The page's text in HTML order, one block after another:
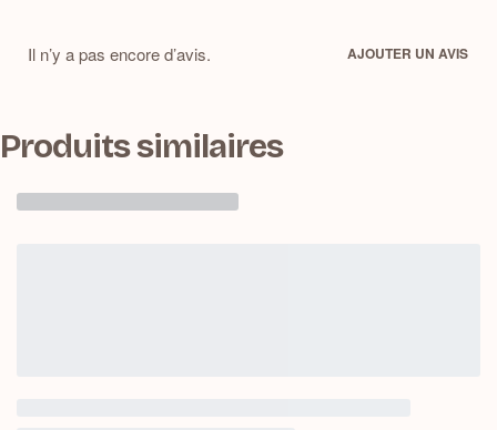
Il n’y a pas encore d’avis. AJOUTER UN AVIS
Produits similaires